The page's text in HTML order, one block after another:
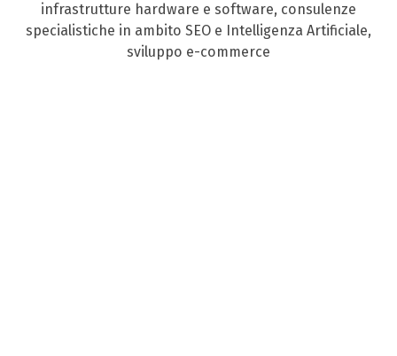
infrastrutture hardware e software, consulenze
specialistiche in ambito SEO e Intelligenza Artificiale,
sviluppo e-commerce